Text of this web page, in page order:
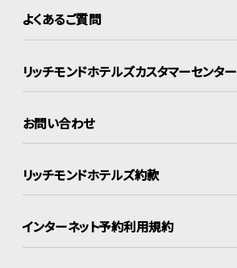
よくあるご質問
リッチモンドホテルズカスタマーセンター
お問い合わせ
リッチモンドホテルズ約款
インターネット予約利用規約